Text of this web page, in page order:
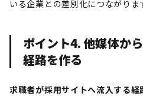
いる企業との差別化につながりま
ポイント4. 他媒体か
経路を作る
求職者が採用サイトへ流入する経